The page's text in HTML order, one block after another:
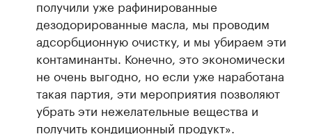
получили уже рафинированные
дезодорированные масла, мы проводим
адсорбционную очистку, и мы убираем эти
контаминанты. Конечно, это экономически
не очень выгодно, но если уже наработана
такая партия, эти мероприятия позволяют
убрать эти нежелательные вещества и
получить кондиционный продукт».